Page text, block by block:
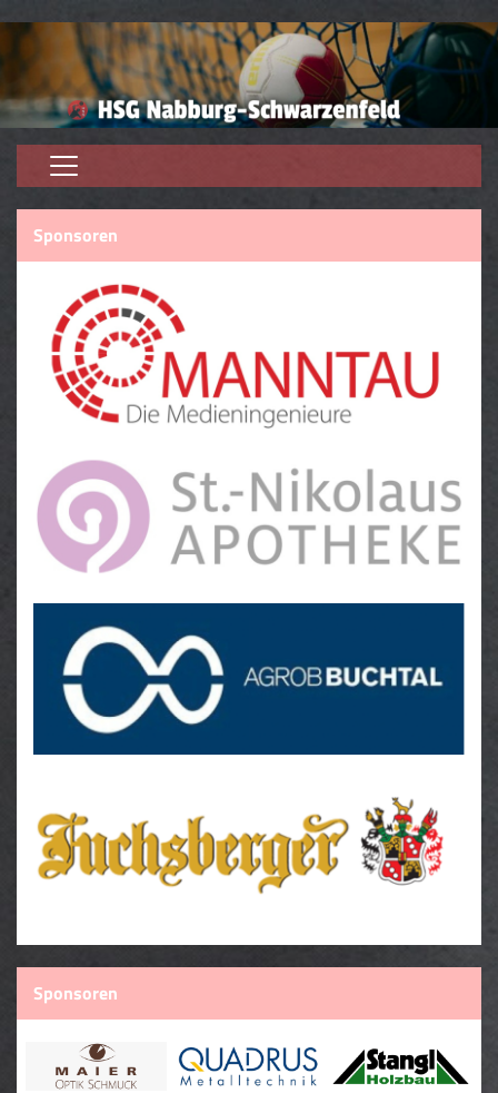
Home
Aktive
Jugend
Trainer
Trainingszeiten
Förderverein
Downloads
Sponsoren
Sponsoren